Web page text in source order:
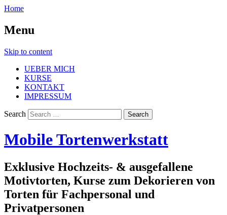
Home
Menu
Skip to content
UEBER MICH
KURSE
KONTAKT
IMPRESSUM
Search
Mobile Tortenwerkstatt
Exklusive Hochzeits- & ausgefallene
Motivtorten, Kurse zum Dekorieren von
Torten für Fachpersonal und
Privatpersonen